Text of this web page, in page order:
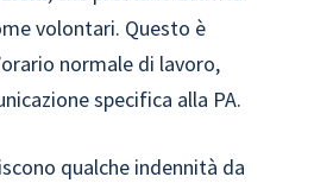
volontari. Questo è
normale di lavoro,
specifica alla PA.
qualche indennità da